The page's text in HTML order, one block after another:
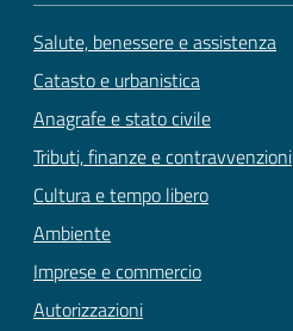
Salute, benessere e assistenza
Catasto e urbanistica
Anagrafe e stato civile
Tributi, finanze e contravvenzioni
Cultura e tempo libero
Ambiente
Imprese e commercio
Autorizzazioni